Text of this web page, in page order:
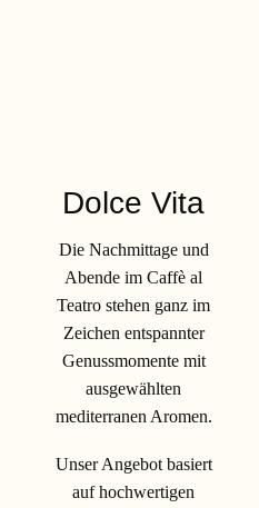
Dolce Vita
Die Nachmittage und
Abende im Caffè al
Teatro stehen ganz im
Zeichen entspannter
Genussmomente mit
ausgewählten
mediterranen Aromen.
Unser Angebot basiert
auf hochwertigen